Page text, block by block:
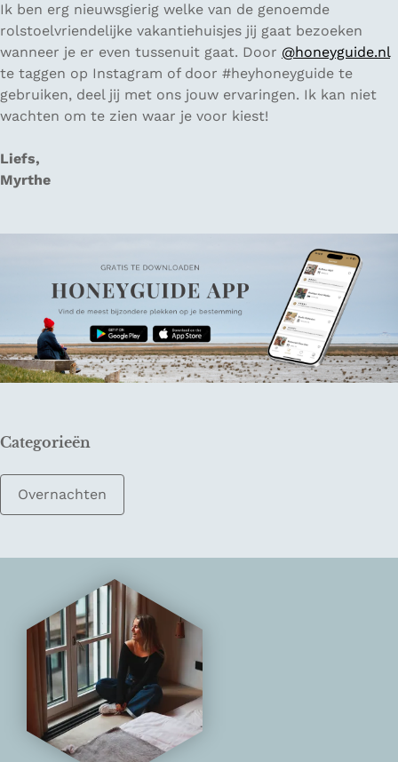
Ik ben erg nieuwsgierig welke van de genoemde
rolstoelvriendelijke vakantiehuisjes jij gaat bezoeken
wanneer je er even tussenuit gaat. Door @honeyguide.nl
te taggen op Instagram of door #heyhoneyguide te
gebruiken, deel jij met ons jouw ervaringen. Ik kan niet
wachten om te zien waar je voor kiest!
Liefs,
Myrthe
Categorieën
Overnachten